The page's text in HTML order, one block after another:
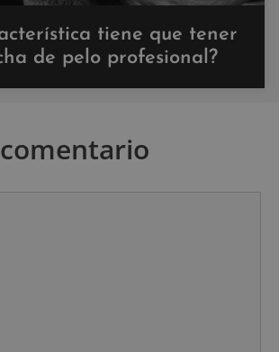
tiene que tener
de pelo profesional?